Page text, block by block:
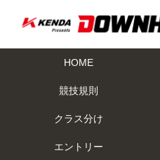
HOME
競技規則
クラス分け
エントリー